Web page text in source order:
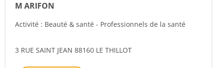
M ARIFON
Activité : Beauté & santé - Professionnels de la santé
3 RUE SAINT JEAN 88160 LE THILLOT